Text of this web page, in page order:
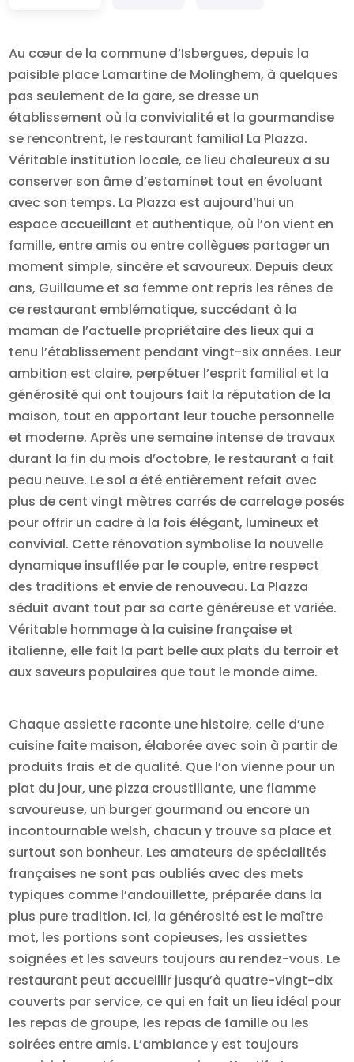
Au cœur de la commune d’Isbergues, depuis la
paisible place Lamartine de Molinghem, à quelques
pas seulement de la gare, se dresse un
établissement où la convivialité et la gourmandise
se rencontrent, le restaurant familial La Plazza.
Véritable institution locale, ce lieu chaleureux a su
conserver son âme d’estaminet tout en évoluant
avec son temps. La Plazza est aujourd’hui un
espace accueillant et authentique, où l’on vient en
famille, entre amis ou entre collègues partager un
moment simple, sincère et savoureux. Depuis deux
ans, Guillaume et sa femme ont repris les rênes de
ce restaurant emblématique, succédant à la
maman de l’actuelle propriétaire des lieux qui a
tenu l’établissement pendant vingt-six années. Leur
ambition est claire, perpétuer l’esprit familial et la
générosité qui ont toujours fait la réputation de la
maison, tout en apportant leur touche personnelle
et moderne. Après une semaine intense de travaux
durant la fin du mois d’octobre, le restaurant a fait
peau neuve. Le sol a été entièrement refait avec
plus de cent vingt mètres carrés de carrelage posés
pour offrir un cadre à la fois élégant, lumineux et
convivial. Cette rénovation symbolise la nouvelle
dynamique insufflée par le couple, entre respect
des traditions et envie de renouveau. La Plazza
séduit avant tout par sa carte généreuse et variée.
Véritable hommage à la cuisine française et
italienne, elle fait la part belle aux plats du terroir et
aux saveurs populaires que tout le monde aime.
Chaque assiette raconte une histoire, celle d’une
cuisine faite maison, élaborée avec soin à partir de
produits frais et de qualité. Que l’on vienne pour un
plat du jour, une pizza croustillante, une flamme
savoureuse, un burger gourmand ou encore un
incontournable welsh, chacun y trouve sa place et
surtout son bonheur. Les amateurs de spécialités
françaises ne sont pas oubliés avec des mets
typiques comme l’andouillette, préparée dans la
plus pure tradition. Ici, la générosité est le maître
mot, les portions sont copieuses, les assiettes
soignées et les saveurs toujours au rendez-vous. Le
restaurant peut accueillir jusqu’à quatre-vingt-dix
couverts par service, ce qui en fait un lieu idéal pour
les repas de groupe, les repas de famille ou les
soirées entre amis. L’ambiance y est toujours